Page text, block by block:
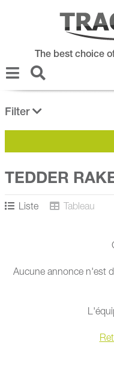
The best choice
Filter
TEDDER
Liste Tableau
Aucune annonce n'est